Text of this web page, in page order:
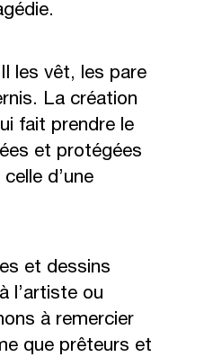
les vêt, les pare
La création
fait prendre le
et protégées
d’une
et dessins
l’artiste ou
à remercier
que prêteurs et